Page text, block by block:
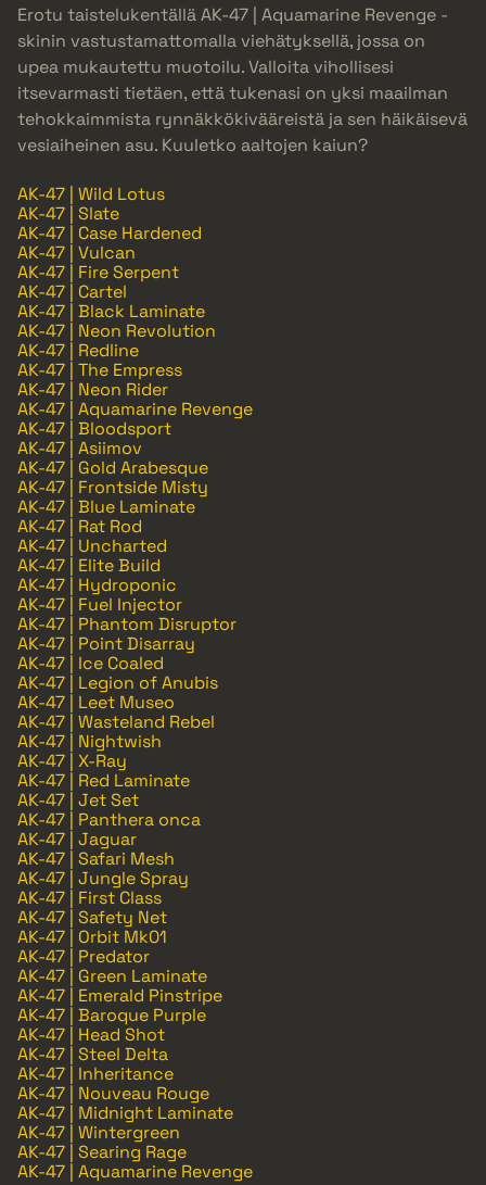
Erotu taistelukentällä AK-47 | Aquamarine Revenge -
skinin vastustamattomalla viehätyksellä, jossa on
upea mukautettu muotoilu. Valloita vihollisesi
itsevarmasti tietäen, että tukenasi on yksi maailman
tehokkaimmista rynnäkkökivääreistä ja sen häikäisevä
vesiaiheinen asu. Kuuletko aaltojen kaiun?
AK-47 | Wild Lotus
AK-47 | Slate
AK-47 | Case Hardened
AK-47 | Vulcan
AK-47 | Fire Serpent
AK-47 | Cartel
AK-47 | Black Laminate
AK-47 | Neon Revolution
AK-47 | Redline
AK-47 | The Empress
AK-47 | Neon Rider
AK-47 | Aquamarine Revenge
AK-47 | Bloodsport
AK-47 | Asiimov
AK-47 | Gold Arabesque
AK-47 | Frontside Misty
AK-47 | Blue Laminate
AK-47 | Rat Rod
AK-47 | Uncharted
AK-47 | Elite Build
AK-47 | Hydroponic
AK-47 | Fuel Injector
AK-47 | Phantom Disruptor
AK-47 | Point Disarray
AK-47 | Ice Coaled
AK-47 | Legion of Anubis
AK-47 | Leet Museo
AK-47 | Wasteland Rebel
AK-47 | Nightwish
AK-47 | X-Ray
AK-47 | Red Laminate
AK-47 | Jet Set
AK-47 | Panthera onca
AK-47 | Jaguar
AK-47 | Safari Mesh
AK-47 | Jungle Spray
AK-47 | First Class
AK-47 | Safety Net
AK-47 | Orbit Mk01
AK-47 | Predator
AK-47 | Green Laminate
AK-47 | Emerald Pinstripe
AK-47 | Baroque Purple
AK-47 | Head Shot
AK-47 | Steel Delta
AK-47 | Inheritance
AK-47 | Nouveau Rouge
AK-47 | Midnight Laminate
AK-47 | Wintergreen
AK-47 | Searing Rage
AK-47 | Aquamarine Revenge